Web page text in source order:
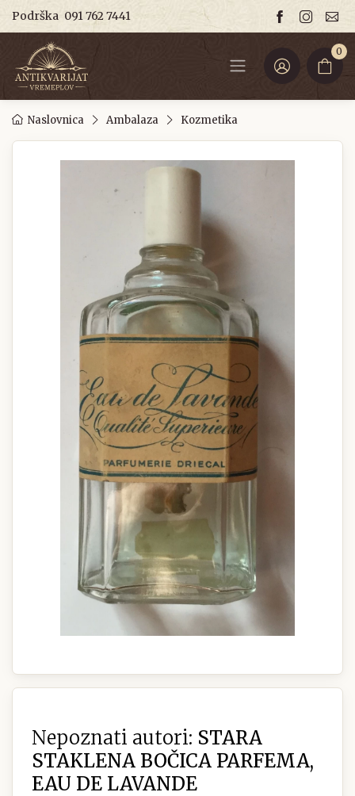
Podrška 091 762 7441
0
Naslovnica Ambalaza Kozmetika
Nepoznati autori: STARA
STAKLENA BOČICA PARFEMA,
EAU DE LAVANDE